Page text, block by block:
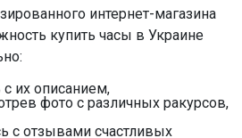
интернет-магазина
купить часы в Украине
их описанием,
фото с различных ракурсов,
с отзывами счастливых